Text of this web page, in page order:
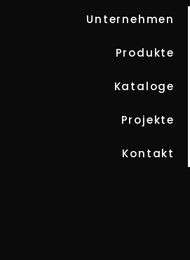
Unternehmen
Produkte
Kataloge
Projekte
Kontakt